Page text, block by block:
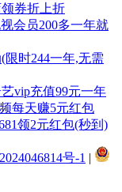
券折上折
会员200多一年就
限时244一年,无需
vip充值99元一年
每天赚5元红包
领2元红包(秒到)
号-1 |